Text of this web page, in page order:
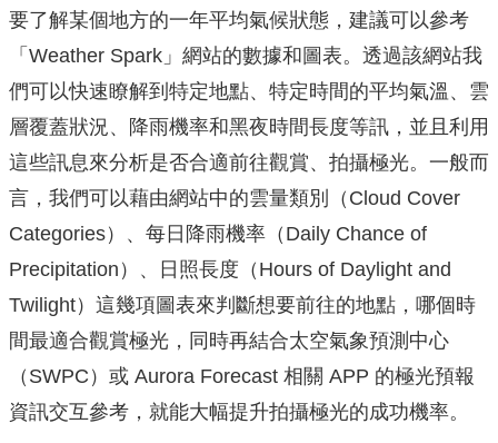
要了解某個地方的一年平均氣候狀態，建議可以參考
「Weather Spark」網站的數據和圖表。透過該網站我
們可以快速瞭解到特定地點、特定時間的平均氣溫、雲
層覆蓋狀況、降雨機率和黑夜時間長度等訊，並且利用
這些訊息來分析是否合適前往觀賞、拍攝極光。一般而
言，我們可以藉由網站中的雲量類別（Cloud Cover
Categories）、每日降雨機率（Daily Chance of
Precipitation）、日照長度（Hours of Daylight and
Twilight）這幾項圖表來判斷想要前往的地點，哪個時
間最適合觀賞極光，同時再結合太空氣象預測中心
（SWPC）或 Aurora Forecast 相關 APP 的極光預報
資訊交互參考，就能大幅提升拍攝極光的成功機率。